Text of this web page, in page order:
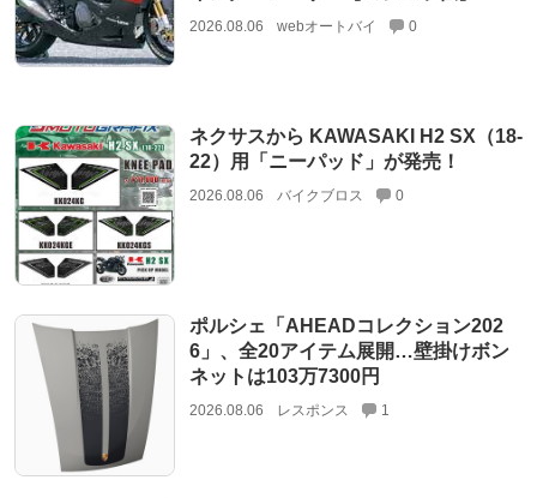
2026.08.06 webオートバイ 0
ネクサスから KAWASAKI H2 SX（18-
22）用「ニーパッド」が発売！
2026.08.06 バイクブロス 0
ポルシェ「AHEADコレクション202
6」、全20アイテム展開…壁掛けボン
ネットは103万7300円
2026.08.06 レスポンス 1